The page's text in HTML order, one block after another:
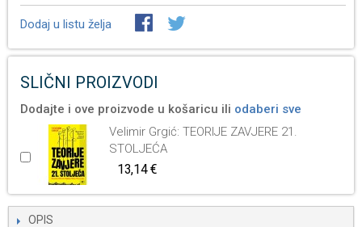
Dodaj u listu želja
SLIČNI PROIZVODI
Dodajte i ove proizvode u košaricu ili odaberi sve
Velimir Grgić: TEORIJE ZAVJERE 21.
STOLJEĆA
13,14 €
OPIS